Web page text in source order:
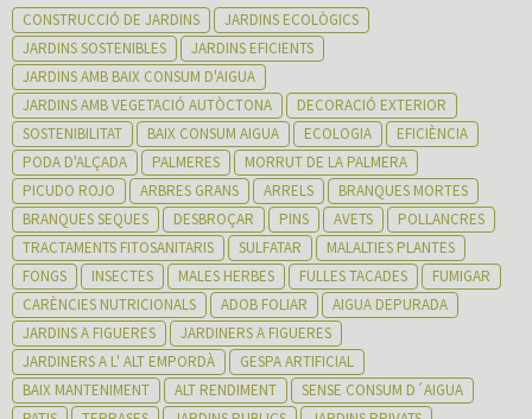
CONSTRUCCIÓ DE JARDINS
JARDINS ECOLÒGICS
JARDINS SOSTENIBLES
JARDINS EFICIENTS
JARDINS AMB BAIX CONSUM D'AIGUA
JARDINS AMB VEGETACIÓ AUTÒCTONA
DECORACIÓ EXTERIOR
SOSTENIBILITAT
BAIX CONSUM AIGUA ECOLOGIA
EFICIÈNCIA
PODA D'ALÇADA
PALMERES
MORRUT DE LA PALMERA
PICUDO ROJO
ARBRES GRANS ARRELS
BRANQUES MORTES
BRANQUES SEQUES
DESBROÇAR PINS AVETS
POLLANCRES
TRACTAMENTS FITOSANITARIS
SULFATAR
MALALTIES PLANTES
FONGS
INSECTES MALES HERBES FULLES TACADES
FUMIGAR
CARÈNCIES NUTRICIONALS
ADOB FOLIAR
AIGUA DEPURADA
JARDINS A FIGUERES
JARDINERS A FIGUERES
JARDINERS A L' ALT EMPORDÀ
GESPA ARTIFICIAL
BAIX MANTENIMENT
ALT RENDIMENT
SENSE CONSUM D´AIGUA